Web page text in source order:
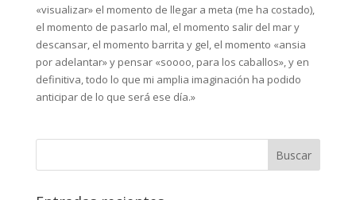
«visualizar» el momento de llegar a meta (me ha costado),
el momento de pasarlo mal, el momento salir del mar y
descansar, el momento barrita y gel, el momento «ansia
por adelantar» y pensar «soooo, para los caballos», y en
definitiva, todo lo que mi amplia imaginación ha podido
anticipar de lo que será ese día.»